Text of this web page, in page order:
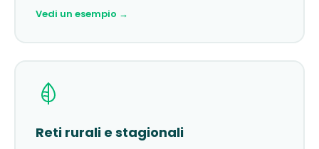
Vedi un esempio →
Reti rurali e stagionali